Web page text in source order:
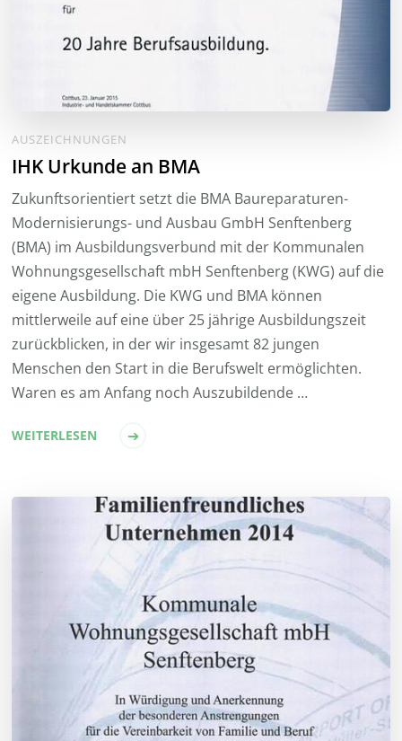
AUSZEICHNUNGEN
IHK Urkunde an BMA
Zukunftsorientiert setzt die BMA Baureparaturen-
Modernisierungs- und Ausbau GmbH Senftenberg
(BMA) im Ausbildungsverbund mit der Kommunalen
Wohnungsgesellschaft mbH Senftenberg (KWG) auf die
eigene Ausbildung. Die KWG und BMA können
mittlerweile auf eine über 25 jährige Ausbildungszeit
zurückblicken, in der wir insgesamt 82 jungen
Menschen den Start in die Berufswelt ermöglichten.
Waren es am Anfang noch Auszubildende …
WEITERLESEN